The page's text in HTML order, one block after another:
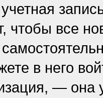
чтобы все
в него
—